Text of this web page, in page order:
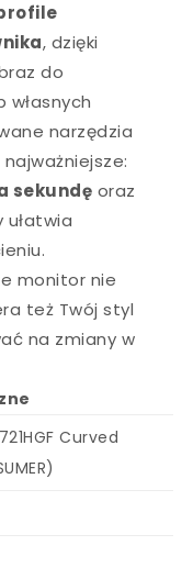
, dzięki
do
narzędzia
sekundę oraz
ułatwia
monitor nie
też Twój styl
na zmiany w
Curved